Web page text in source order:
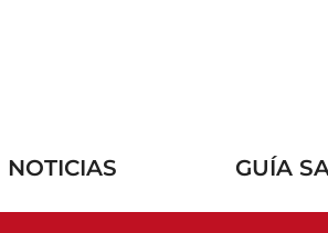
NOTICIAS GUÍA